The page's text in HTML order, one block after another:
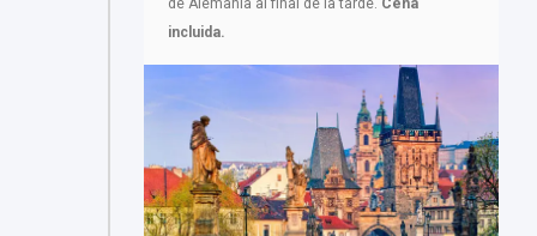
incluida.